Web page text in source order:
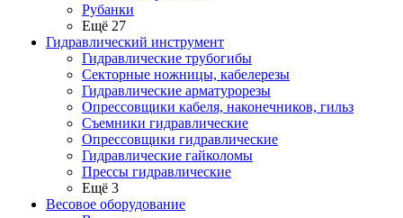
Рубанки
Ещё 27
Гидравлический инструмент
Гидравлические трубогибы
Секторные ножницы, кабелерезы
Гидравлические арматурорезы
Опрессовщики кабеля, наконечников, гильз
Съемники гидравлические
Опрессовщики гидравлические
Гидравлические гайколомы
Прессы гидравлические
Ещё 3
Весовое оборудование